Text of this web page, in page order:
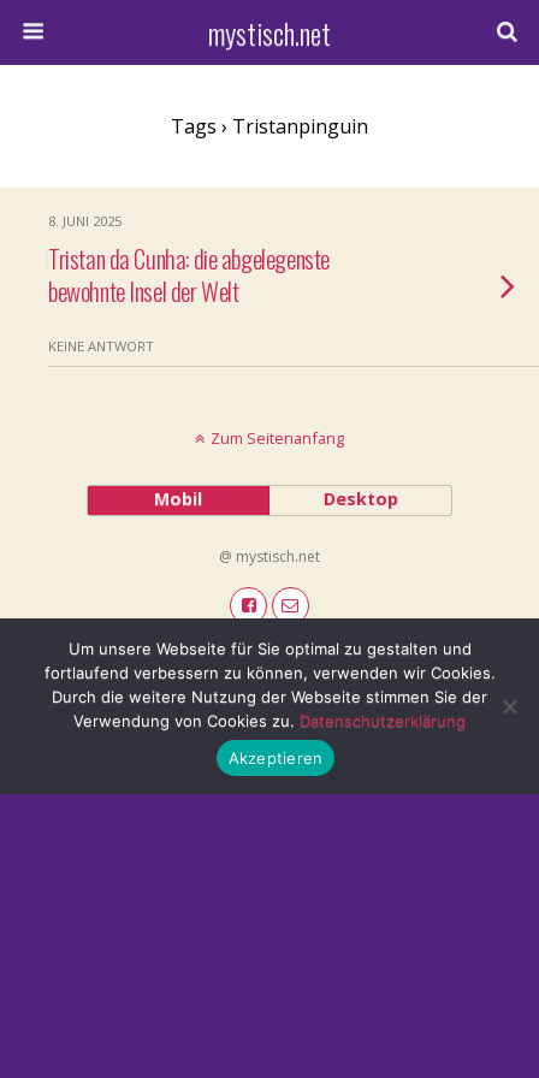
mystisch.net
Tags › Tristanpinguin
8. JUNI 2025
Tristan da Cunha: die abgelegenste
bewohnte Insel der Welt
KEINE ANTWORT
Zum Seitenanfang
Mobil Desktop
@ mystisch.net
Um unsere Webseite für Sie optimal zu gestalten und
fortlaufend verbessern zu können, verwenden wir Cookies.
Durch die weitere Nutzung der Webseite stimmen Sie der
Verwendung von Cookies zu. Datenschutzerklärung
Akzeptieren